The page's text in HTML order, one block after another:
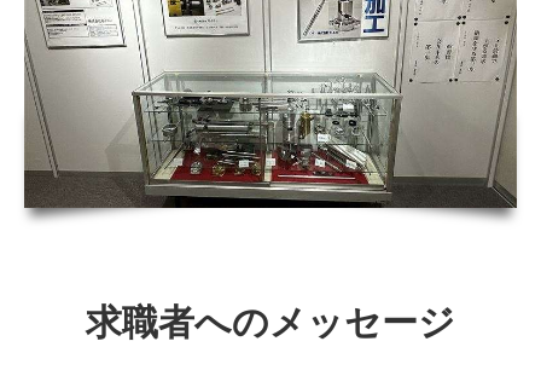
求職者へのメッセージ